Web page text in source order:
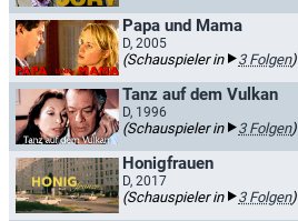
Papa und Mama
D, 2005
(Schauspieler in 3 Folgen)
Tanz auf dem Vulkan
D, 1996
(Schauspieler in 3 Folgen)
Honigfrauen
D, 2017
(Schauspieler in 3 Folgen)